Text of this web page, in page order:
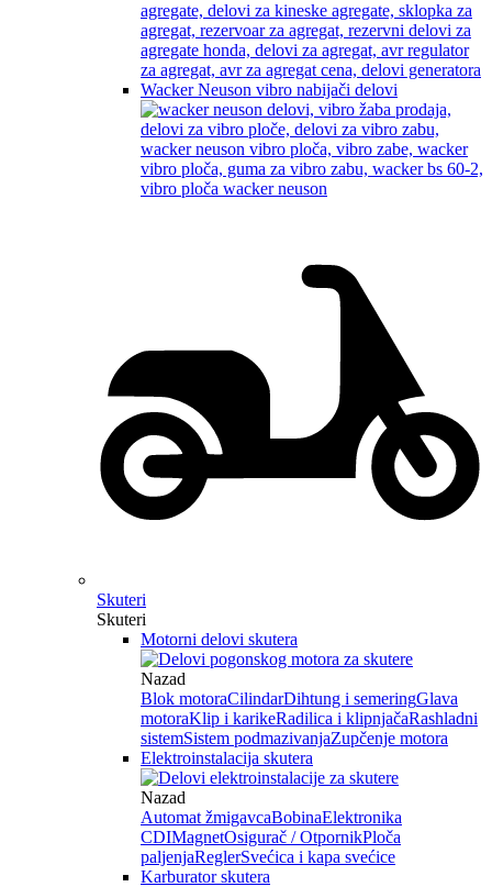
Wacker Neuson vibro nabijači delovi
Skuteri
Skuteri
Motorni delovi skutera
Nazad
Blok motoraCilindarDihtung i semeringGlava
motoraKlip i karikeRadilica i klipnjačaRashladni
sistemSistem podmazivanjaZupčenje motora
Elektroinstalacija skutera
Nazad
Automat žmigavcaBobinaElektronika
CDIMagnetOsigurač / OtpornikPloča
paljenjaReglerSvećica i kapa svećice
Karburator skutera